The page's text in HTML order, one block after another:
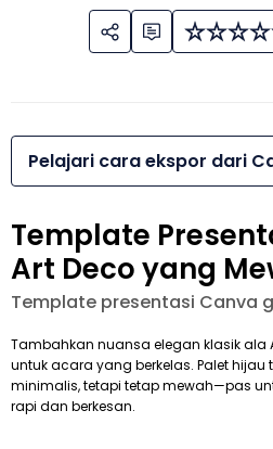
Pelajari cara ekspor dari
Template
Art Deco yang
Template presentasi Canva
Tambahkan nuansa elegan klasik ala
untuk acara yang berkelas. Palet
minimalis, tetapi tetap mewah—pas
rapi dan berkesan.